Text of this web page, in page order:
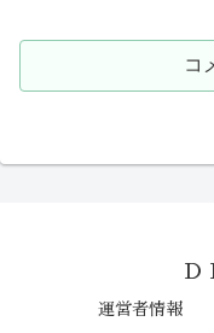
コ
運営者情報